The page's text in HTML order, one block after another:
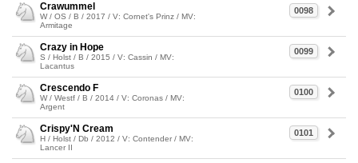
0098
Crawummel
W / OS / B / 2017 / V: Cornet's Prinz / MV:
Armitage
0099
Crazy in Hope
S / Holst / B / 2015 / V: Cassin / MV:
Lacantus
0100
Crescendo F
W / Westf / B / 2014 / V: Coronas / MV:
Argent
0101
Crispy'N Cream
H / Holst / Db / 2012 / V: Contender / MV:
Lancer II